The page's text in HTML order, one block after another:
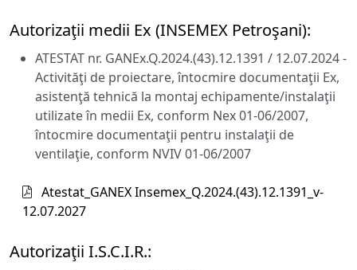
Autorizaţii medii Ex (INSEMEX Petroşani):
ATESTAT nr. GANEx.Q.2024.(43).12.1391 / 12.07.2024 -
Activităţi de proiectare, întocmire documentaţii Ex,
asistenţă tehnică la montaj echipamente/instalaţii
utilizate în medii Ex, conform Nex 01-06/2007,
întocmire documentaţii pentru instalaţii de
ventilaţie, conform NVIV 01-06/2007
Atestat_GANEX Insemex_Q.2024.(43).12.1391_v-
12.07.2027
Autorizaţii I.S.C.I.R.: